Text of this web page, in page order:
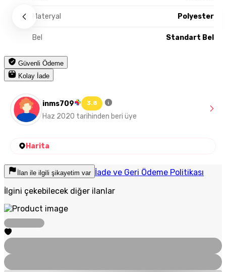
Materyal Polyester
Bel Standart Bel
Güvenli Ödeme
Kolay İade
inms709 3.8
Haz 2020 tarihinden beri üye
Harita
İlan ile ilgili şikayetim var İade ve Geri Ödeme Politikası
İlgini çekebilecek diğer ilanlar